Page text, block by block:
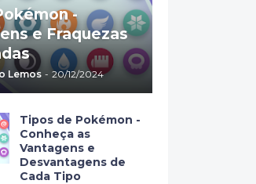
-
e Fraquezas
Lemos - 20/12/2024
Tipos de Pokémon -
Conheça as
Vantagens e
Desvantagens de
Cada Tipo